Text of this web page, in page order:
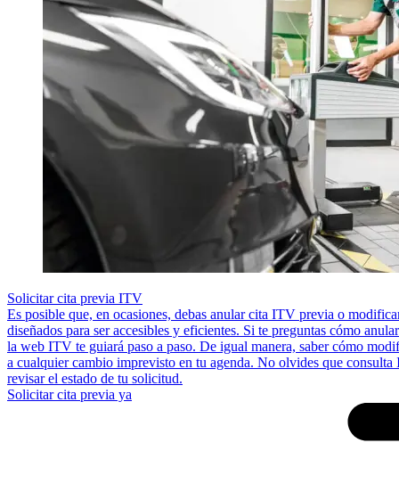
Solicitar cita previa ITV
Es posible que, en ocasiones, debas anular cita ITV previa o
diseñados para ser accesibles y eficientes. Si te preguntas cómo
la web ITV te guiará paso a paso. De igual manera, saber cómo
a cualquier cambio imprevisto en tu agenda. No olvides que
revisar el estado de tu solicitud.
Solicitar cita previa ya